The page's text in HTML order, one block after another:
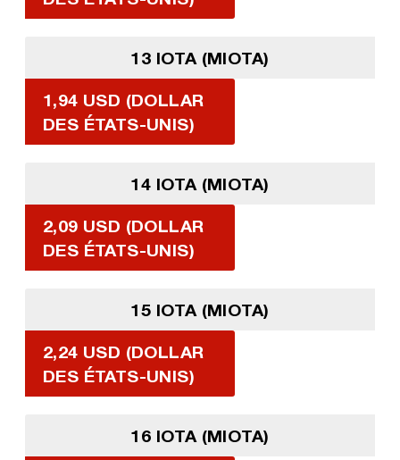
13 IOTA (MIOTA)
1,94 USD (DOLLAR
DES ÉTATS-UNIS)
14 IOTA (MIOTA)
2,09 USD (DOLLAR
DES ÉTATS-UNIS)
15 IOTA (MIOTA)
2,24 USD (DOLLAR
DES ÉTATS-UNIS)
16 IOTA (MIOTA)